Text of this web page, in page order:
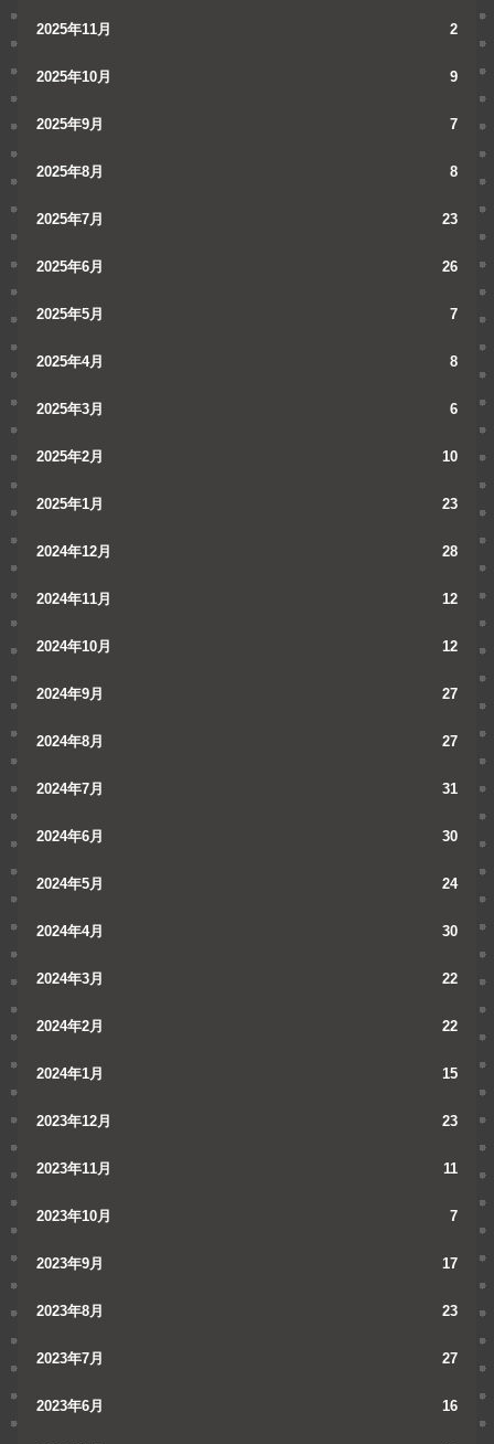
2025年11月 2
2025年10月 9
2025年9月 7
2025年8月 8
2025年7月 23
2025年6月 26
2025年5月 7
2025年4月 8
2025年3月 6
2025年2月 10
2025年1月 23
2024年12月 28
2024年11月 12
2024年10月 12
2024年9月 27
2024年8月 27
2024年7月 31
2024年6月 30
2024年5月 24
2024年4月 30
2024年3月 22
2024年2月 22
2024年1月 15
2023年12月 23
2023年11月 11
2023年10月 7
2023年9月 17
2023年8月 23
2023年7月 27
2023年6月 16